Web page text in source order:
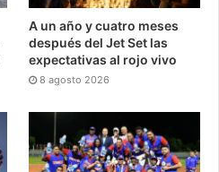
A un año y cuatro meses
después del Jet Set las
expectativas al rojo vivo
8 agosto 2026